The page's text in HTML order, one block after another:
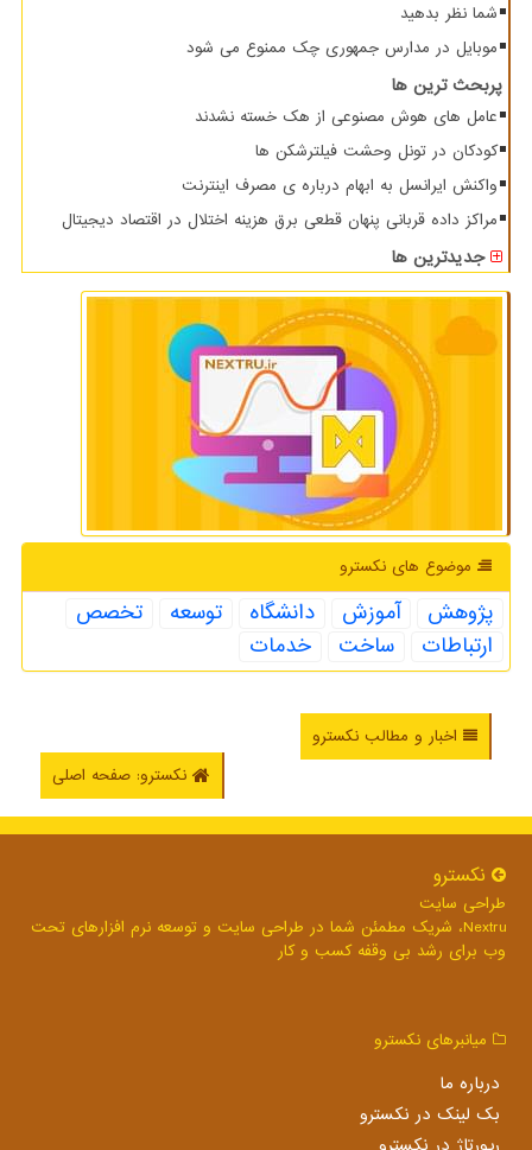
شما نظر بدهید
موبایل در مدارس جمهوری چک ممنوع می شود
پربحث ترین ها
عامل های هوش مصنوعی از هک خسته نشدند
کودکان در تونل وحشت فیلترشکن ها
واکنش ایرانسل به ابهام درباره ی مصرف اینترنت
مراکز داده قربانی پنهان قطعی برق هزینه اختلال در اقتصاد دیجیتال
جدیدترین ها
موضوع های نكسترو
پژوهش آموزش دانشگاه توسعه
تخصص
ارتباطات
ساخت خدمات
اخبار و مطالب نکسترو
نکسترو: صفحه اصلی
نكسترو
طراحی سایت
Nextru، شریک مطمئن شما در طراحی سایت و توسعه نرم افزارهای تحت
وب برای رشد بی وقفه کسب و کار
میانبرهای نكسترو
درباره ما
بک لینک در نكسترو